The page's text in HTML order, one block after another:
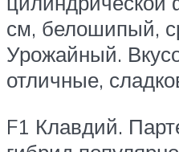
см, белошипый,
Урожайный.
отличные,
F1 Клавдий.